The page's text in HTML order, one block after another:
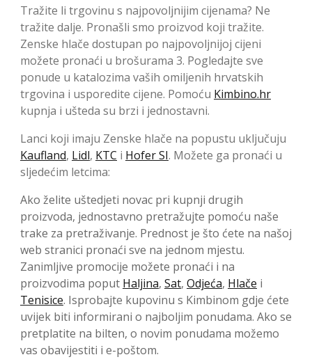
Tražite li trgovinu s najpovoljnijim cijenama? Ne
tražite dalje. Pronašli smo proizvod koji tražite.
Zenske hlače dostupan po najpovoljnijoj cijeni
možete pronaći u brošurama 3. Pogledajte sve
ponude u katalozima vaših omiljenih hrvatskih
trgovina i usporedite cijene. Pomoću Kimbino.hr
kupnja i ušteda su brzi i jednostavni.
Lanci koji imaju Zenske hlače na popustu uključuju
Kaufland, Lidl, KTC i Hofer SI. Možete ga pronaći u
sljedećim letcima:
Ako želite uštedjeti novac pri kupnji drugih
proizvoda, jednostavno pretražujte pomoću naše
trake za pretraživanje. Prednost je što ćete na našoj
web stranici pronaći sve na jednom mjestu.
Zanimljive promocije možete pronaći i na
proizvodima poput Haljina, Sat, Odjeća, Hlače i
Tenisice. Isprobajte kupovinu s Kimbinom gdje ćete
uvijek biti informirani o najboljim ponudama. Ako se
pretplatite na bilten, o novim ponudama možemo
vas obavijestiti i e-poštom.